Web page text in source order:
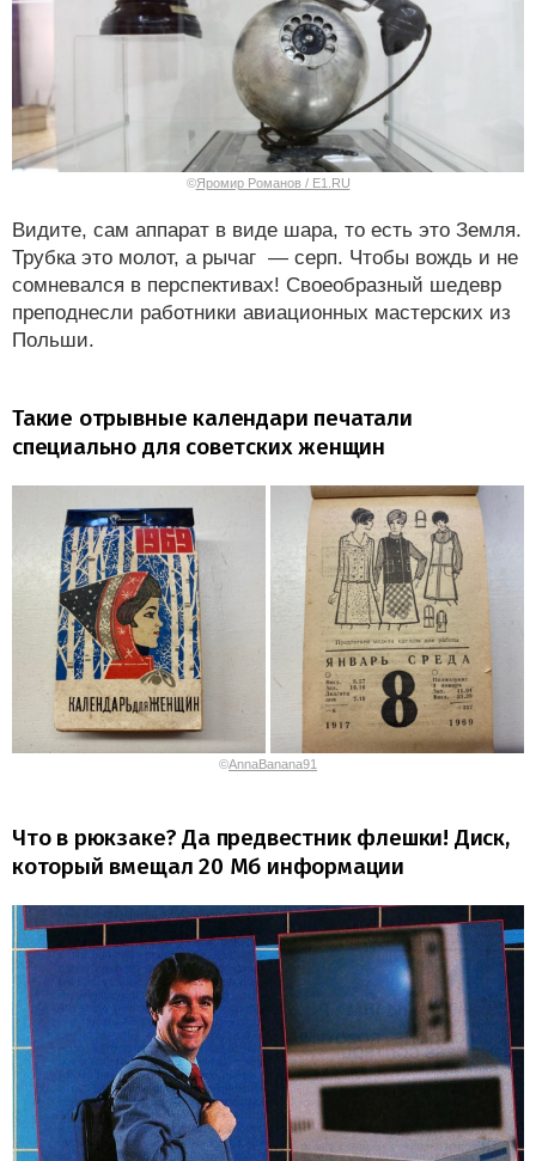
©Яромир Романов / E1.RU
Видите, сам аппарат в виде шара, то есть это Земля.
Трубка это молот, а рычаг — серп. Чтобы вождь и не
сомневался в перспективах! Своеобразный шедевр
преподнесли работники авиационных мастерских из
Польши.
Такие отрывные календари печатали
специально для советских женщин
©AnnaBanana91
Что в рюкзаке? Да предвестник флешки! Диск,
который вмещал 20 Мб информации